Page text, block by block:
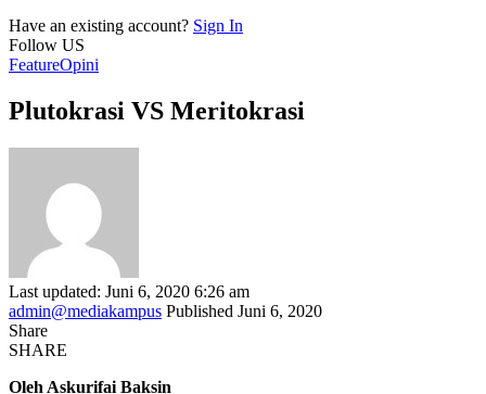
Have an existing account? Sign In
Follow US
FeatureOpini
Plutokrasi VS Meritokrasi
Last updated: Juni 6, 2020 6:26 am
admin@mediakampus Published Juni 6, 2020
Share
SHARE
Oleh Askurifai Baksin